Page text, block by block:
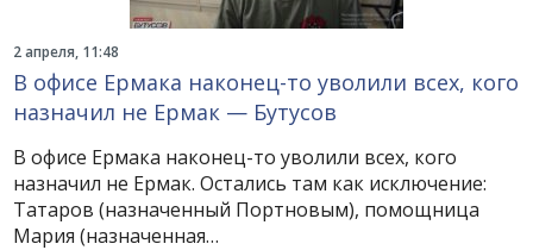
2 апреля, 11:48
В офисе Ермака наконец-то уволили всех, кого
назначил не Ермак — Бутусов
В офисе Ермака наконец-то уволили всех, кого
назначил не Ермак. Остались там как исключение:
Татаров (назначенный Портновым), помощница
Мария (назначенная…